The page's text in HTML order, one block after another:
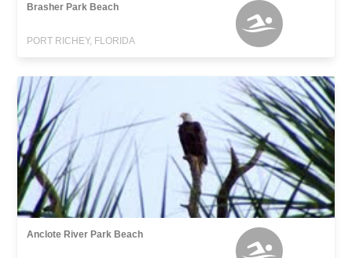
Brasher Park Beach
PORT RICHEY, FLORIDA
Anclote River Park Beach